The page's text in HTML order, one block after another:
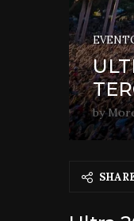
by